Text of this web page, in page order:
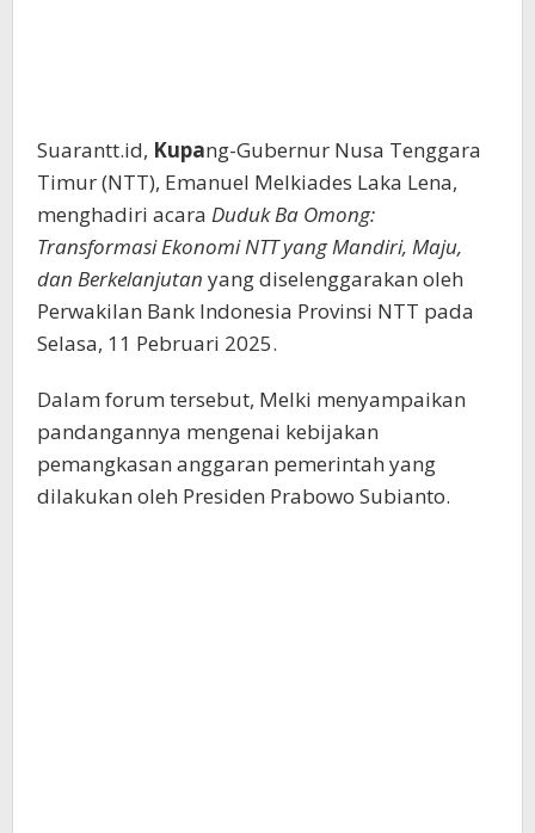
Suarantt.id, Kupang-Gubernur Nusa Tenggara
Timur (NTT), Emanuel Melkiades Laka Lena,
menghadiri acara Duduk Ba Omong:
Transformasi Ekonomi NTT yang Mandiri, Maju,
dan Berkelanjutan yang diselenggarakan oleh
Perwakilan Bank Indonesia Provinsi NTT pada
Selasa, 11 Pebruari 2025.
Dalam forum tersebut, Melki menyampaikan
pandangannya mengenai kebijakan
pemangkasan anggaran pemerintah yang
dilakukan oleh Presiden Prabowo Subianto.